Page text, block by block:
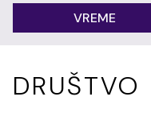
VREME
DRUŠTVO